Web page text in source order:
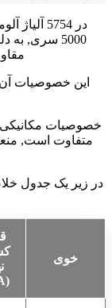
در 5754
5000 سری,
این خصوصیات
متفاوت است,
در زیر یک جدول
خوی
(MPA)